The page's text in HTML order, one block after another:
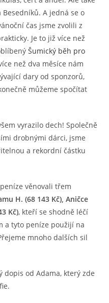
Besedníků. A jedná se o
čas jsme zvolili z
Je to již více než
Šumický běh pro
než dva měsíce nám
dary od sponzorů,
můžeme spočítat
vyrazilo dech! Společně
drobnými dárci, jsme
a rekordní částku
věnovali třem
H. (68 143 Kč), Aničce
Kč), kteří se shodně léčí
a tyto peníze použijí na
mnoho dalších sil
dopis od Adama, který zde